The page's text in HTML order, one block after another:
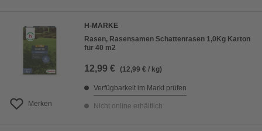
Merken
H-MARKE
Rasen, Rasensamen Schattenrasen 1,0Kg Karton
für 40 m2
12,99 € (12,99 € / kg)
Verfügbarkeit im Markt prüfen
Nicht online erhältlich